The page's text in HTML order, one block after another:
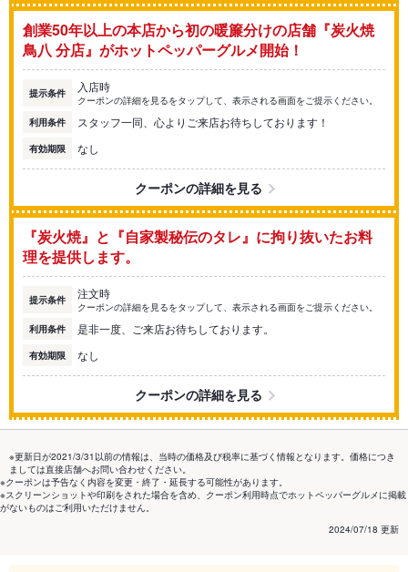
創業50年以上の本店から初の暖簾分けの店舗『炭火焼
鳥八 分店』がホットペッパーグルメ開始！
提示条件 入店時
クーポンの詳細を見るをタップして、表示される画面をご提示ください。
利用条件
スタッフ一同、心よりご来店お待ちしております！
有効期限 なし
クーポンの詳細を見る
『炭火焼』と『自家製秘伝のタレ』に拘り抜いたお料
理を提供します。
提示条件 注文時
クーポンの詳細を見るをタップして、表示される画面をご提示ください。
利用条件
是非一度、ご来店お待ちしております。
有効期限 なし
クーポンの詳細を見る
※更新日が2021/3/31以前の情報は、当時の価格及び税率に基づく情報となります。価格につき
ましては直接店舗へお問い合わせください。
※クーポンは予告なく内容を変更・終了・延長する可能性があります。
※スクリーンショットや印刷をされた場合を含め、クーポン利用時点でホットペッパーグルメに掲載
がないものはご利用いただけません。
2024/07/18 更新